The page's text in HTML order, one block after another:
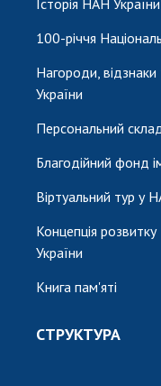
ЗАСІДАННЯ
НАУКОВІ
АКАДЕМІЯ
КОНТАКТИ
ПРОФСПІЛКА
КАБІНЕТ
100-річчя
Нагороди,
України
Персональний
Благодійний фонд
Віртуальний тур у
Концепція
України
Книга пам'яті
СТРУКТУРА